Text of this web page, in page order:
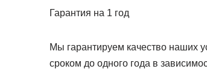
Гарантия на 1 год
Мы гарантируем качество наших
сроком до одного года в